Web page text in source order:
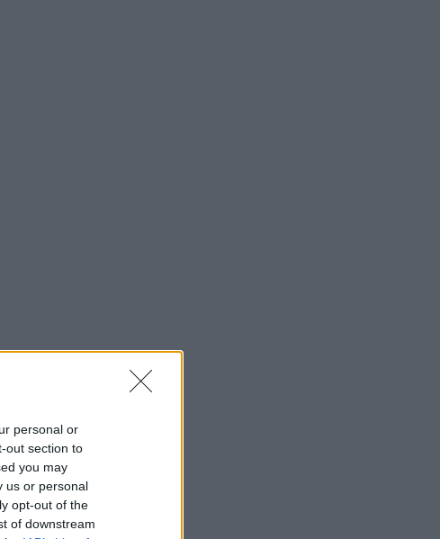
personal or
out section to
you may
us or personal
opt-out of the
of downstream